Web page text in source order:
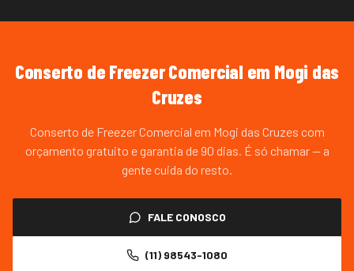
Conserto de Freezer Comercial em Mogi das
Cruzes
Conserto de Freezer Comercial em Mogi das Cruzes com
orçamento gratuito e garantia de 90 dias. É só chamar — a
gente cuida do resto.
FALE CONOSCO
(11) 98543-1080